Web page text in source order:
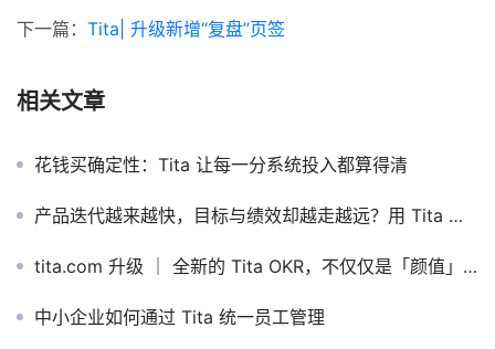
下一篇： Tita| 升级新增“复盘”页签
相关文章
花钱买确定性：Tita 让每一分系统投入都算得清
产品迭代越来越快，目标与绩效却越走越远？用 Tita 目标绩效一体化让关键贡献被看见
tita.com 升级 ｜ 全新的 Tita OKR，不仅仅是「颜值」升级！
中小企业如何通过 Tita 统一员工管理